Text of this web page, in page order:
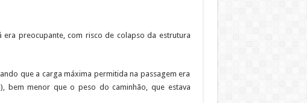
preocupante, com risco de colapso da estrutura
que a carga máxima permitida na passagem era
bem menor que o peso do caminhão, que estava